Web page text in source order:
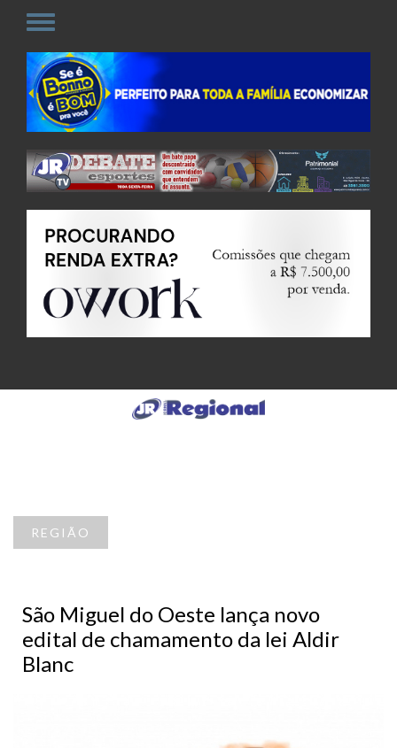
REGIÃO
São Miguel do Oeste lança novo
edital de chamamento da lei Aldir
Blanc